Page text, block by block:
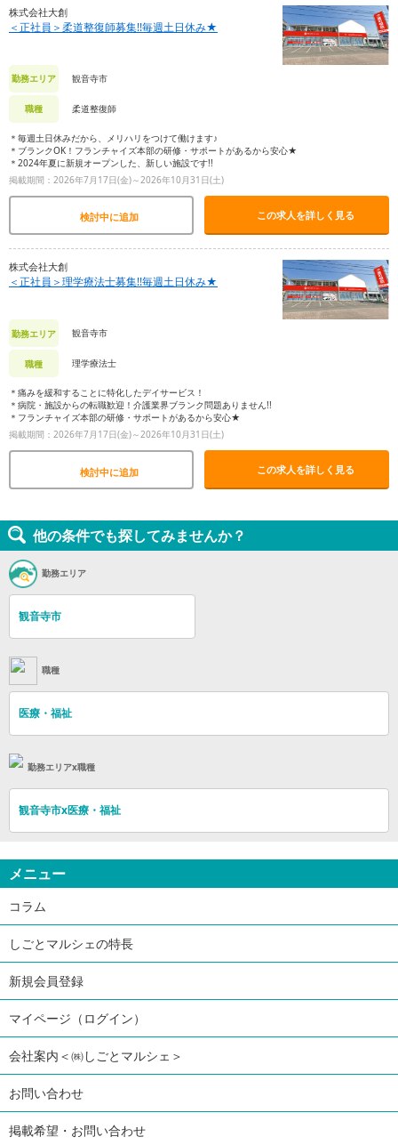
株式会社大創
＜正社員＞柔道整復師募集!!毎週土日休み★
勤務エリア 観音寺市
職種 柔道整復師
＊毎週土日休みだから、メリハリをつけて働けます♪
＊ブランクOK！フランチャイズ本部の研修・サポートがあるから安心★
＊2024年夏に新規オープンした、新しい施設です!!
掲載期間：2026年7月17日(金)～2026年10月31日(土)
検討中に追加 この求人を詳しく見る
株式会社大創
＜正社員＞理学療法士募集!!毎週土日休み★
勤務エリア 観音寺市
職種 理学療法士
＊痛みを緩和することに特化したデイサービス！
＊病院・施設からの転職歓迎！介護業界ブランク問題ありません!!
＊フランチャイズ本部の研修・サポートがあるから安心★
掲載期間：2026年7月17日(金)～2026年10月31日(土)
検討中に追加 この求人を詳しく見る
他の条件でも探してみませんか？
勤務エリア
観音寺市
職種
医療・福祉
勤務エリアx職種
観音寺市x医療・福祉
メニュー
コラム
しごとマルシェの特長
新規会員登録
マイページ（ログイン）
会社案内＜㈱しごとマルシェ＞
お問い合わせ
掲載希望・お問い合わせ